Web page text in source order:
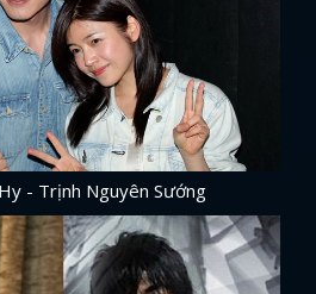
- Trịnh Nguyên Sướng